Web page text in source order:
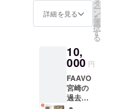
ます！ 宮崎オ
フィスの入口に
詳細を見る
タ
ー
ン
を
選
択
す
る
10,
000 円
FAAVO
宮崎の
過去プ